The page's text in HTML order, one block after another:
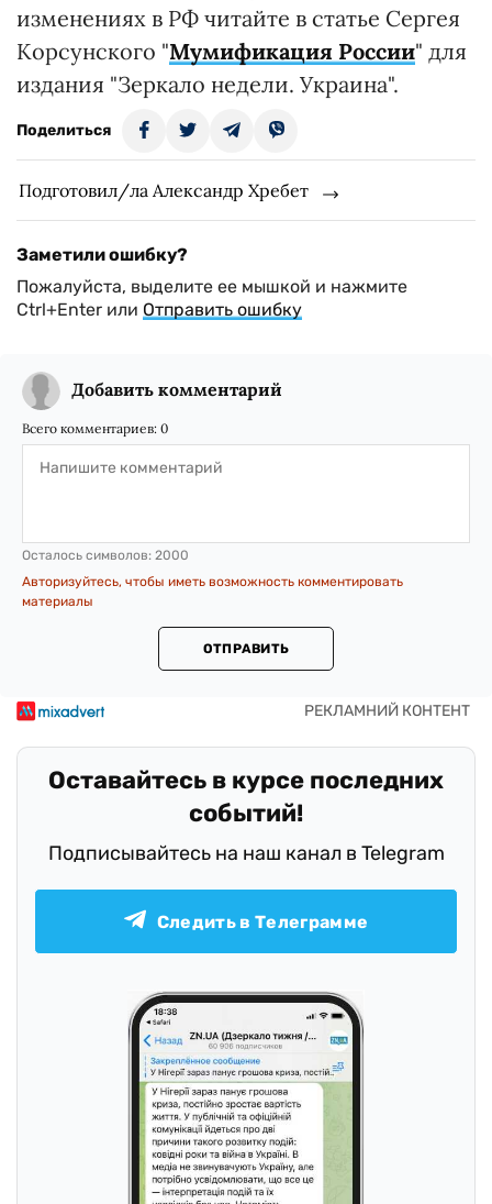
изменениях в РФ читайте в статье Сергея
Корсунского "Мумификация России" для
издания "Зеркало недели. Украина".
Поделиться
Подготовил/ла Александр Хребет
Заметили ошибку?
Пожалуйста, выделите ее мышкой и нажмите
Ctrl+Enter или Отправить ошибку
Добавить комментарий
Всего комментариев: 0
Осталось символов: 2000
Авторизуйтесь, чтобы иметь возможность комментировать
материалы
ОТПРАВИТЬ
Оставайтесь в курсе последних
событий!
Подписывайтесь на наш канал в Telegram
Следить в Телеграмме